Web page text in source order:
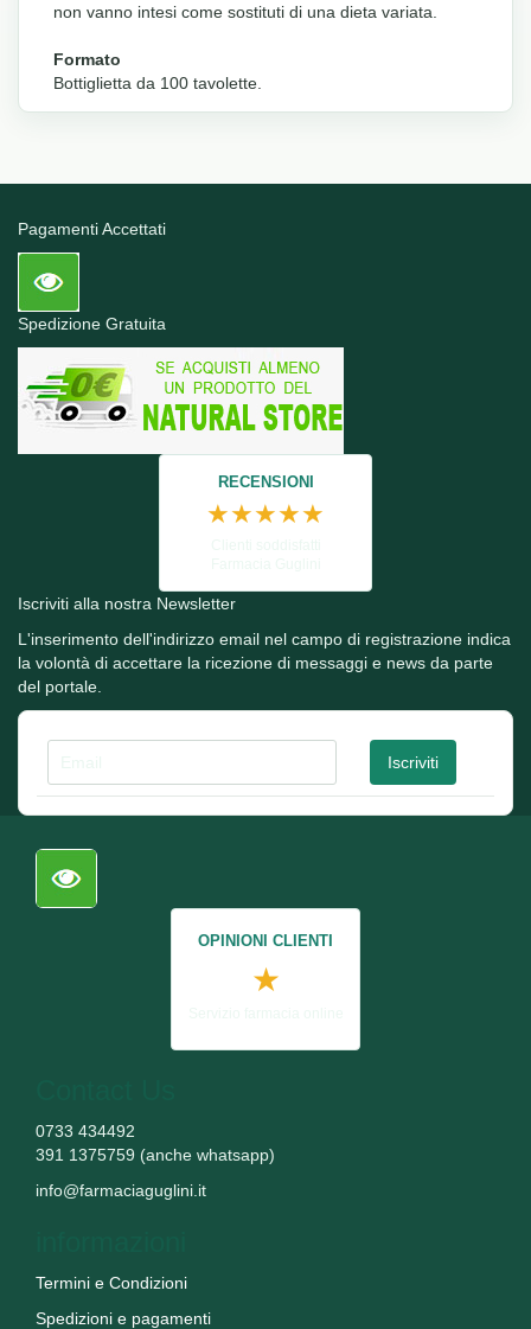
non vanno intesi come sostituti di una dieta variata.
Formato
Bottiglietta da 100 tavolette.
Pagamenti Accettati
Spedizione Gratuita
RECENSIONI
★★★★★
Iscriviti alla nostra Newsletter
L'inserimento dell'indirizzo email nel campo di registrazione indica
la volontà di accettare la ricezione di messaggi e news da parte
del portale.
OPINIONI CLIENTI
★
0733 434492
391 1375759 (anche whatsapp)
info@farmaciaguglini.it
Termini e Condizioni
Spedizioni e pagamenti